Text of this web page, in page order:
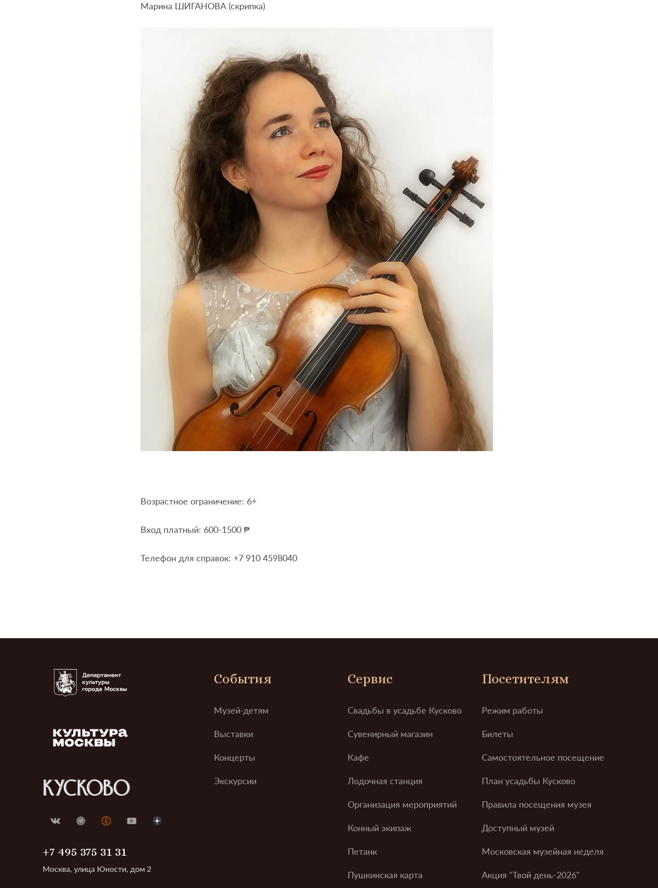
Марина ШИГАНОВА (скрипка)
Возрастное ограничение: 6+
Вход платный: 600-1500 ₱
Телефон для справок: +7 910 4598040
+7 495 375 31 31
Москва, улица Юности, дом 2
События
Музей-детям
Выставки
Концерты
Экскурсии
Сервис
Свадьбы в усадьбе Кусково
Сувенирный магазин
Кафе
Лодочная станция
Организация мероприятий
Конный экипаж
Петанк
Пушкинская карта
Посетителям
Режим работы
Билеты
Самостоятельное посещение
План усадьбы Кусково
Правила посещения музея
Доступный музей
Московская музейная неделя
Акция "Твой день-2026"